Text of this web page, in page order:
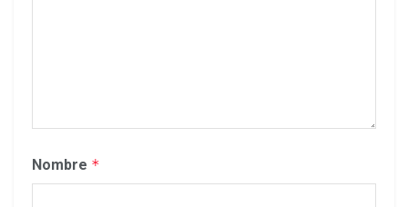
Nombre *